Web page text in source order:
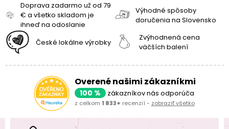
Doprava zadarmo už od 79
€ a všetko skladom je
ihneď na odoslanie
Výhodné spôsoby
doručenia na Slovensko
České lokálne výrobky
Zvýhodnená cena
väčších balení
Overené našimi zákazníkmi
100 % zákazníkov nás odporúča
z celkom 1 833+ recenzií - zobraziť všetko